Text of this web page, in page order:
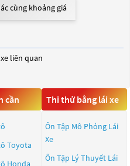
cùng khoảng giá
liên quan
cần
Toyota
Honda
Thi thử bằng lái xe
Ôn Tập Mô Phỏng Lái
Xe
Ôn Tập Lý Thuyết Lái